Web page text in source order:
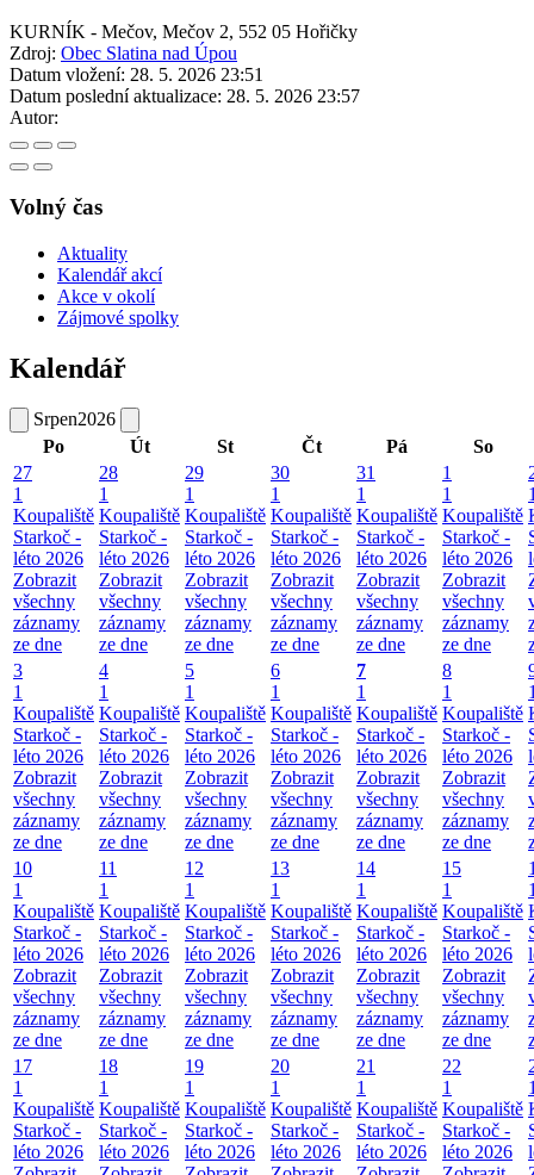
KURNÍK - Mečov, Mečov 2, 552 05 Hořičky
Zdroj: Obec Slatina nad Úpou
Datum vložení: 28. 5. 2026 23:51
Datum poslední aktualizace: 28. 5. 2026 23:57
Autor:
Volný čas
Aktuality
Kalendář akcí
Akce v okolí
Zájmové spolky
Kalendář
Srpen2026
Po
Út St Čt Pá
So
27
1
Koupaliště
Starkoč -
léto 2026
Zobrazit
všechny
záznamy
ze dne
28
1
Koupaliště
Starkoč -
léto 2026
Zobrazit
všechny
záznamy
ze dne
29
1
Koupaliště
Starkoč -
léto 2026
Zobrazit
všechny
záznamy
ze dne
30
1
Koupaliště
Starkoč -
léto 2026
Zobrazit
všechny
záznamy
ze dne
31
1
Koupaliště
Starkoč -
léto 2026
Zobrazit
všechny
záznamy
ze dne
1
1
Koupaliště
Starkoč -
léto 2026
Zobrazit
všechny
záznamy
ze dne
3
1
Koupaliště
Starkoč -
léto 2026
Zobrazit
všechny
záznamy
ze dne
4
1
Koupaliště
Starkoč -
léto 2026
Zobrazit
všechny
záznamy
ze dne
5
1
Koupaliště
Starkoč -
léto 2026
Zobrazit
všechny
záznamy
ze dne
6
1
Koupaliště
Starkoč -
léto 2026
Zobrazit
všechny
záznamy
ze dne
7
1
Koupaliště
Starkoč -
léto 2026
Zobrazit
všechny
záznamy
ze dne
8
1
Koupaliště
Starkoč -
léto 2026
Zobrazit
všechny
záznamy
ze dne
10
1
Koupaliště
Starkoč -
léto 2026
Zobrazit
všechny
záznamy
ze dne
11
1
Koupaliště
Starkoč -
léto 2026
Zobrazit
všechny
záznamy
ze dne
12
1
Koupaliště
Starkoč -
léto 2026
Zobrazit
všechny
záznamy
ze dne
13
1
Koupaliště
Starkoč -
léto 2026
Zobrazit
všechny
záznamy
ze dne
14
1
Koupaliště
Starkoč -
léto 2026
Zobrazit
všechny
záznamy
ze dne
15
1
Koupaliště
Starkoč -
léto 2026
Zobrazit
všechny
záznamy
ze dne
17
1
Koupaliště
Starkoč -
léto 2026
18
1
Koupaliště
Starkoč -
léto 2026
19
1
Koupaliště
Starkoč -
léto 2026
20
1
Koupaliště
Starkoč -
léto 2026
21
1
Koupaliště
Starkoč -
léto 2026
22
1
Koupaliště
Starkoč -
léto 2026